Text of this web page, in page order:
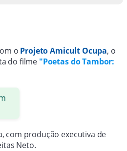
o Projeto Amicult Ocupa, o
do filme "Poetas do Tambor:
com produção executiva de
Neto.